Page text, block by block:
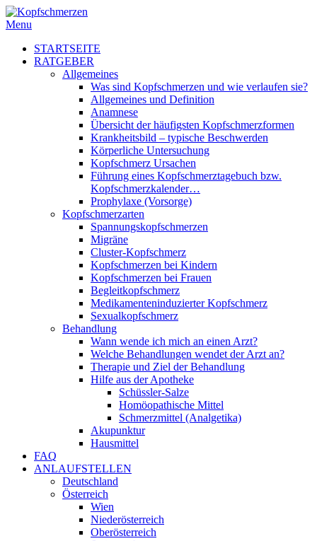
Menu
STARTSEITE
RATGEBER
Allgemeines
Was sind Kopfschmerzen und wie verlaufen sie?
Allgemeines und Definition
Anamnese
Übersicht der häufigsten Kopfschmerzformen
Krankheitsbild – typische Beschwerden
Körperliche Untersuchung
Kopfschmerz Ursachen
Führung eines Kopfschmerztagebuch bzw.
Kopfschmerzkalender…
Prophylaxe (Vorsorge)
Kopfschmerzarten
Spannungskopfschmerzen
Migräne
Cluster-Kopfschmerz
Kopfschmerzen bei Kindern
Kopfschmerzen bei Frauen
Begleitkopfschmerz
Medikamenteninduzierter Kopfschmerz
Sexualkopfschmerz
Behandlung
Wann wende ich mich an einen Arzt?
Welche Behandlungen wendet der Arzt an?
Therapie und Ziel der Behandlung
Hilfe aus der Apotheke
Schüssler-Salze
Homöopathische Mittel
Schmerzmittel (Analgetika)
Akupunktur
Hausmittel
FAQ
ANLAUFSTELLEN
Deutschland
Österreich
Wien
Niederösterreich
Oberösterreich